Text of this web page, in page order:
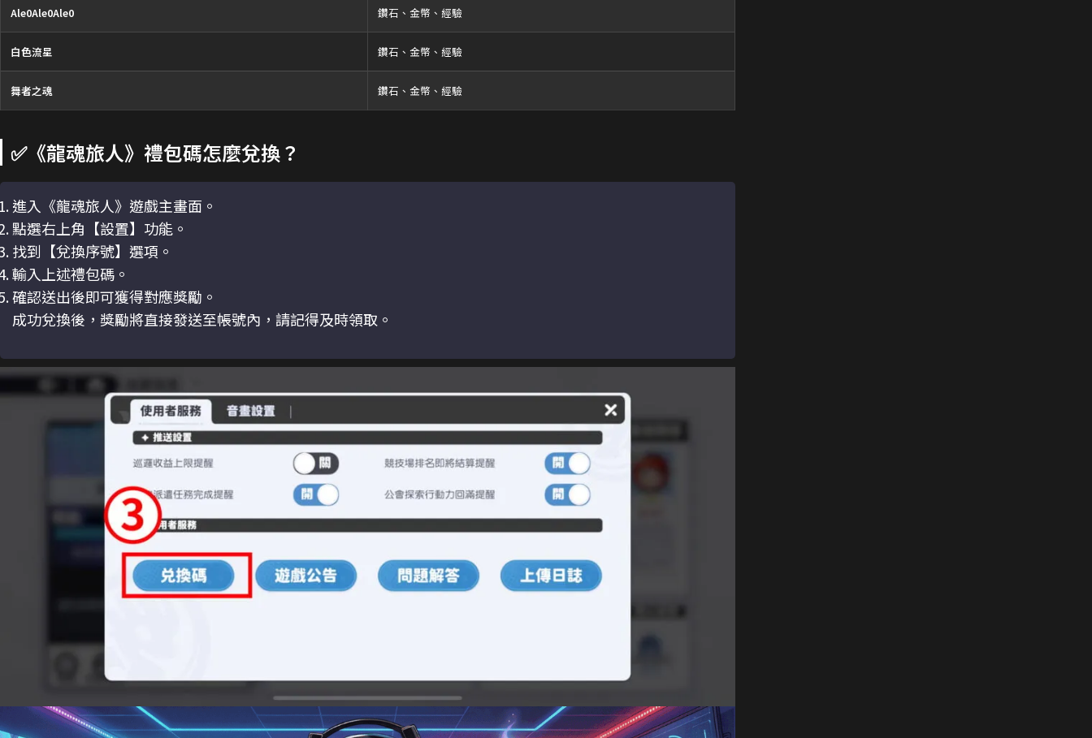
Ale0Ale0Ale0 鑽石、金幣、經驗
白色流星 鑽石、金幣、經驗
舞者之魂 鑽石、金幣、經驗
✅《龍魂旅人》禮包碼怎麼兌換？
進入《龍魂旅人》遊戲主畫面。
點選右上角【設置】功能。
找到【兌換序號】選項。
輸入上述禮包碼。
確認送出後即可獲得對應獎勵。
成功兌換後，獎勵將直接發送至帳號內，請記得及時領取。